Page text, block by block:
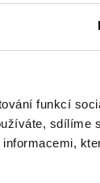
funkcí